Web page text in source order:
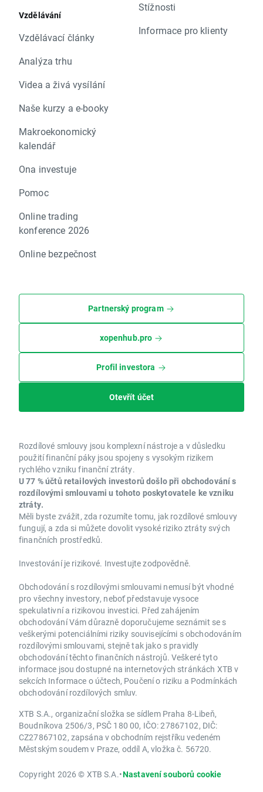
Vzdělávání
Vzdělávací články
Analýza trhu
Videa a živá vysílání
Naše kurzy a e-booky
Makroekonomický
kalendář
Ona investuje
Pomoc
Online trading
konference 2026
Online bezpečnost
Stížnosti
Informace pro klienty
Partnerský program
xopenhub.pro
Profil investora
Otevřít účet
Rozdílové smlouvy jsou komplexní nástroje a v důsledku
použití finanční páky jsou spojeny s vysokým rizikem
rychlého vzniku finanční ztráty.
U 77 % účtů retailových investorů došlo při obchodování s
rozdílovými smlouvami u tohoto poskytovatele ke vzniku
ztráty.
Měli byste zvážit, zda rozumíte tomu, jak rozdílové smlouvy
fungují, a zda si můžete dovolit vysoké riziko ztráty svých
finančních prostředků.
Investování je rizikové. Investujte zodpovědně.
Obchodování s rozdílovými smlouvami nemusí být vhodné
pro všechny investory, neboť představuje vysoce
spekulativní a rizikovou investici. Před zahájením
obchodování Vám důrazně doporučujeme seznámit se s
veškerými potenciálními riziky souvisejícími s obchodováním
rozdílovými smlouvami, stejně tak jako s pravidly
obchodování těchto finančních nástrojů. Veškeré tyto
informace jsou dostupné na internetových stránkách XTB v
sekcích Informace o účtech, Poučení o riziku a Podmínkách
obchodování rozdílových smluv.
XTB S.A., organizační složka se sídlem Praha 8-Libeň,
Boudníkova 2506/3, PSČ 180 00, IČO: 27867102, DIČ:
CZ27867102, zapsána v obchodním rejstříku vedeném
Městským soudem v Praze, oddíl A, vložka č. 56720.
Copyright 2026 © XTB S.A.•Nastavení souborů cookie